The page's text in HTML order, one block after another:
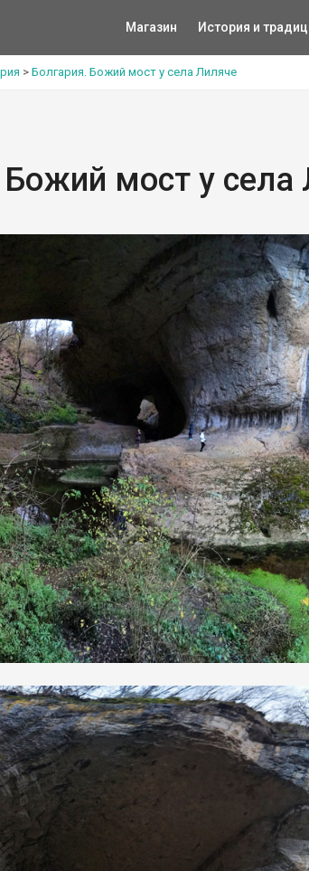
Магазин История и
> Болгария. Божий мост у села Лиляче
Божий мост у села